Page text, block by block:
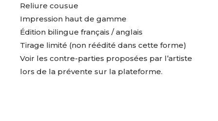
Reliure cousue
Impression haut de gamme
Édition bilingue français / anglais
Tirage limité (non réédité dans cette forme)
Voir les contre-parties proposées par l’artiste
lors de la prévente sur la plateforme.